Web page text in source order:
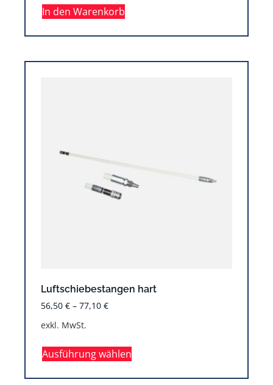
In den Warenkorb
Luftschiebestangen hart
56,50 € – 77,10 €
exkl. MwSt.
Ausführung wählen